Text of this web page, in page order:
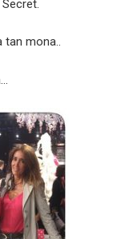
tan mona..